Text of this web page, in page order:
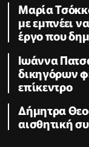
Μαρία
με εμπνέει
έργο που
Ιωάννα
δικηγόρων
επίκεντρο
Δήμητρα
αισθητική